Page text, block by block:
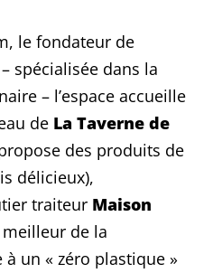
le fondateur de
– spécialisée dans la
– l’espace accueille
de La Taverne de
des produits de
délicieux),
traiteur Maison
meilleur de la
un « zéro plastique »